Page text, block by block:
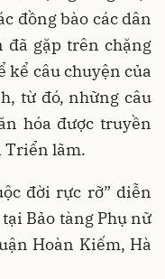
đồng bào các dân
đã gặp trên chặng
kể câu chuyện của
từ đó, những câu
hóa được truyền
Triển lãm.
đời rực rỡ” diễn
Bảo tàng Phụ nữ
Hoàn Kiếm, Hà